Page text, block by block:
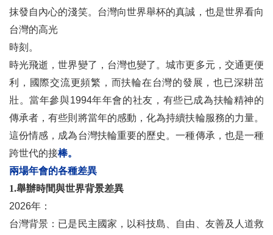
抹發自內心的淺笑。台灣向世界舉杯的真誠，也是世界看向
台灣的高光
時刻。
時光飛逝，世界變了，台灣也變了。城市更多元，交通更便
利，國際交流更頻繁，而扶輪在台灣的發展，也已深耕茁
壯。當年參與1994年年會的社友，有些已成為扶輪精神的
傳承者，有些則將當年的感動，化為持續扶輪服務的力量。
這份情感，成為台灣扶輪重要的歷史。一種傳承，也是一種
跨世代的接棒。
兩場年會的各種差異
1.舉辦時間與世界背景差異
2026年：
台灣背景：已是民主國家，以科技島、自由、友善及人道救